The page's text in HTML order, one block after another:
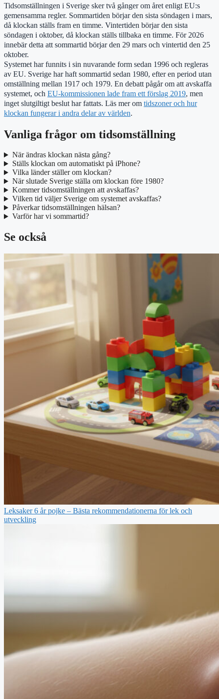
Tidsomställningen i Sverige sker två gånger om året enligt EU:s
gemensamma regler. Sommartiden börjar den sista söndagen i mars,
då klockan ställs fram en timme. Vintertiden börjar den sista
söndagen i oktober, då klockan ställs tillbaka en timme. För 2026
innebär detta att sommartid börjar den 29 mars och vintertid den 25
oktober.
Systemet har funnits i sin nuvarande form sedan 1996 och regleras
av EU. Sverige har haft sommartid sedan 1980, efter en period utan
omställning mellan 1917 och 1979. En debatt pågår om att avskaffa
systemet, och EU-kommissionen lade fram ett förslag 2019, men
inget slutgiltigt beslut har fattats. Läs mer om tidszoner och hur
klockan fungerar i andra delar av världen.
Vanliga frågor om tidsomställning
När ändras klockan nästa gång?
Ställs klockan om automatiskt på iPhone?
Vilka länder ställer om klockan?
När slutade Sverige ställa om klockan före 1980?
Kommer tidsomställningen att avskaffas?
Vilken tid väljer Sverige om systemet avskaffas?
Påverkar tidsomställningen hälsan?
Varför har vi sommartid?
Se också
Leksaker 6 år pojke – Bästa rekommendationerna för lek och
utveckling